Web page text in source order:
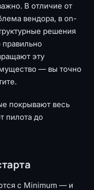
В отличие от
вендора, в on-
решения
эту
— вы точно
покрывают весь
пилота до
с Minimum — и